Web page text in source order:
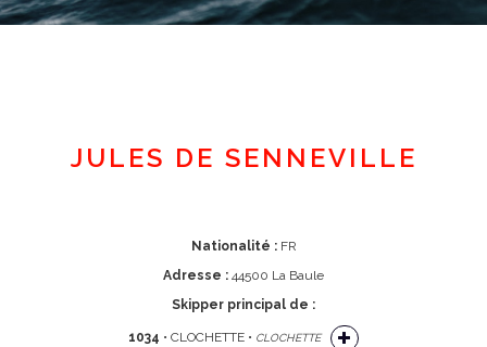
JULES DE SENNEVILLE
Nationalité :FR
Adresse : 44500 La Baule
Skipper principal de :
1034 • CLOCHETTE • CLOCHETTE